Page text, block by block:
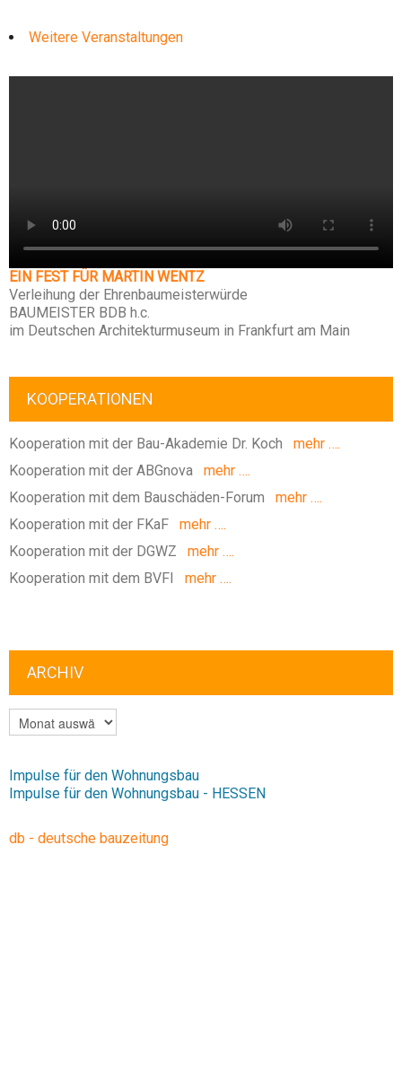
Weitere Veranstaltungen
EIN FEST FÜR MARTIN WENTZ
Verleihung der Ehrenbaumeisterwürde
BAUMEISTER BDB h.c.
im Deutschen Architekturmuseum in Frankfurt am Main
KOOPERATIONEN
Kooperation mit der Bau-Akademie Dr. Koch mehr ….
Kooperation mit der ABGnova mehr ….
Kooperation mit dem Bauschäden-Forum mehr ….
Kooperation mit der FKaF mehr ….
Kooperation mit der DGWZ mehr ….
Kooperation mit dem BVFI
mehr ….
ARCHIV
ARCHIV
Impulse für den Wohnungsbau
Impulse für den Wohnungsbau - HESSEN
db - deutsche bauzeitung